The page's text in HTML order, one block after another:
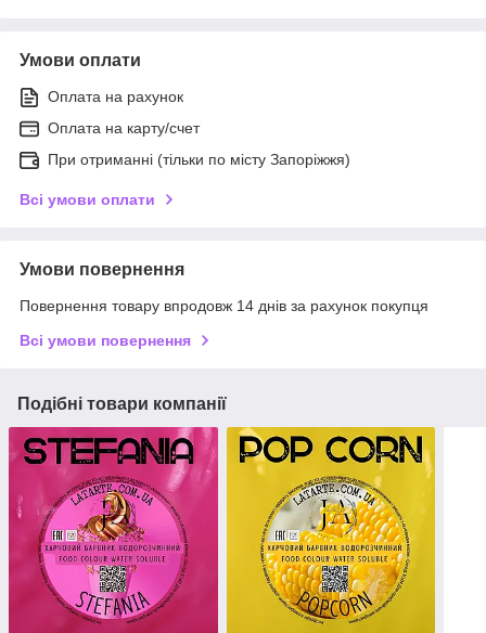
Умови оплати
Оплата на рахунок
Оплата на карту/счет
При отриманні (тільки по місту Запоріжжя)
Всі умови оплати
Умови повернення
Повернення товару впродовж 14 днів за рахунок покупця
Всі умови повернення
Подібні товари компанії